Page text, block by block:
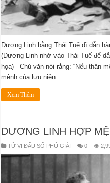
Dương Linh bằng Thái Tuế dĩ dẫn
(Dương Linh nhờ vào Thái Tuế để
họa) Chú văn nói rằng: “Nếu thân
mệnh của lưu niên …
Xem Thêm
DƯƠNG LINH HỢP
TỬ VI ĐẨU SỐ PHÚ GIẢI 0